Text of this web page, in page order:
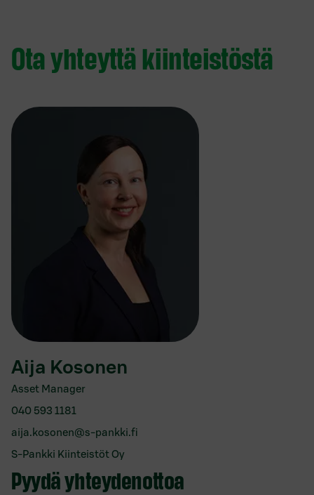
Ota yhteyttä kiinteistöstä
Aija Kosonen
Asset Manager
040 593 1181
aija.kosonen@s-pankki.fi
S-Pankki Kiinteistöt Oy
Pyydä yhteydenottoa